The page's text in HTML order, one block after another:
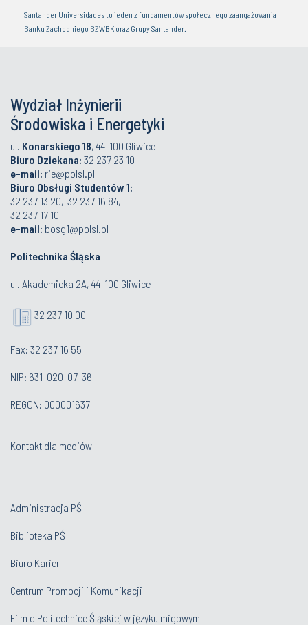
Santander Universidades to jeden z fundamentów społecznego zaangażowania
Banku Zachodniego BZWBK oraz Grupy Santander.
Wydział Inżynierii
Środowiska i Energetyki
ul. Konarskiego 18, 44-100 Gliwice
Biuro Dziekana: 32 237 23 10
e-mail: rie@polsl.pl
Biuro Obsługi Studentów 1:
32 237 13 20, 32 237 16 84,
32 237 17 10
e-mail: bosg1@polsl.pl
Politechnika Śląska
ul. Akademicka 2A, 44-100 Gliwice
32 237 10 00
Fax: 32 237 16 55
NIP: 631-020-07-36
REGON: 000001637
Kontakt dla mediów
Administracja PŚ
Biblioteka PŚ
Biuro Karier
Centrum Promocji i Komunikacji
Film o Politechnice Śląskiej w języku migowym